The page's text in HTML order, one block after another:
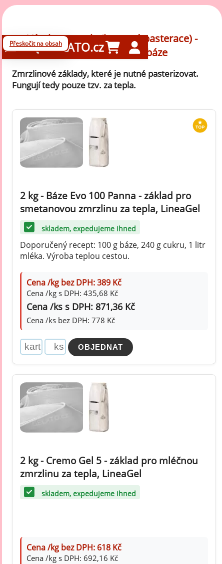
Přeskočit na obsahGELATO.cz
Výrobu za tepla (je nutná pasterace) -
mléčné zmrzlinové báze
Zmrzlinové základy, které je nutné pasterizovat.
Fungují tedy pouze tzv. za tepla.
2 kg - Báze Evo 100 Panna - základ pro
smetanovou zmrzlinu za tepla, LineaGel
skladem, expedujeme ihned
Doporučený recept: 100 g báze, 240 g cukru, 1 litr
mléka. Výroba teplou cestou.
Cena /kg bez DPH: 389 Kč
Cena /kg s DPH: 435,68 Kč
Cena /ks s DPH: 871,36 Kč
Cena /ks bez DPH: 778 Kč
2 kg - Cremo Gel 5 - základ pro mléčnou
zmrzlinu za tepla, LineaGel
skladem, expedujeme ihned
Cena /kg bez DPH: 618 Kč
Cena /kg s DPH: 692,16 Kč